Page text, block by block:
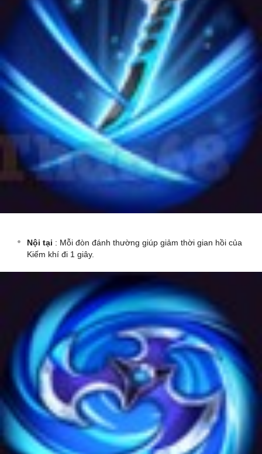
Nội tại : Mỗi đòn đánh thường giúp giảm thời gian hồi của
Kiếm khí đi 1 giây.